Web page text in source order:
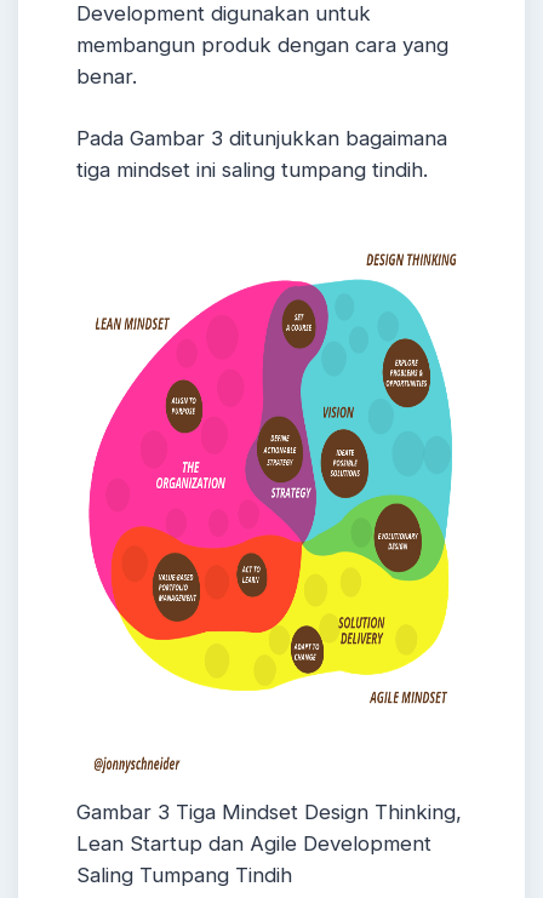
Development digunakan untuk
membangun produk dengan cara yang
benar.
Pada Gambar 3 ditunjukkan bagaimana
tiga mindset ini saling tumpang tindih.
Gambar 3 Tiga Mindset Design Thinking,
Lean Startup dan Agile Development
Saling Tumpang Tindih